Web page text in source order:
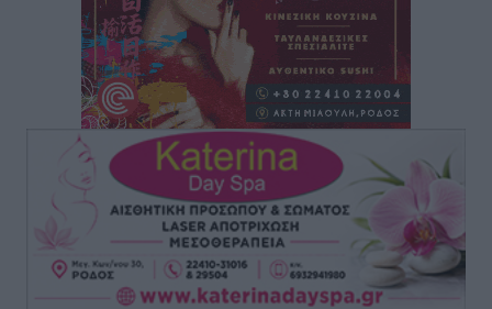
Πολιτιστικά• πριν 5 ώρες
Έκτακτη συνεδρίαση της Δημοτικής Επιτροπής Ρόδου
αύριο Παρασκευή 7 Αυγούστου
Τοπικές Ειδήσεις• πριν 5 ώρες
ΑΕΡΑ: Δεν σταματάει να ενισχύεται, νέο απόκτημα ο
Μητρόπουλος
Αθλητικά πριν 5 ώρες
Κλεάνθης: Δουλειές μετά ευχαριστιών στο γήπεδο,